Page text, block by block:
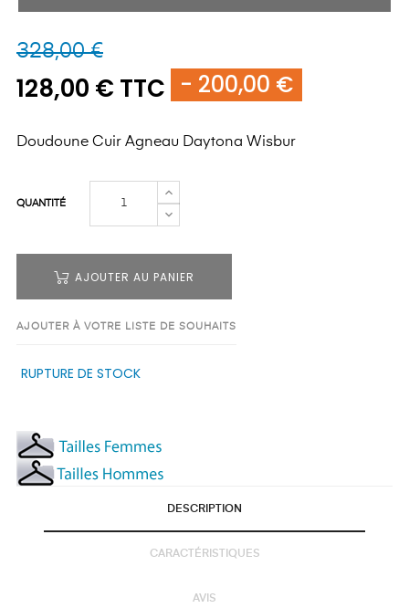
328,00 €
128,00 € TTC - 200,00 €
Doudoune Cuir Agneau Daytona Wisbur
QUANTITÉ
AJOUTER AU PANIER
AJOUTER À VOTRE LISTE DE SOUHAITS
RUPTURE DE STOCK
DESCRIPTION
CARACTÉRISTIQUES
AVIS